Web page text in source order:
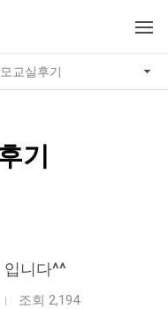
교실후기
기
입니다^^
조회 2,194